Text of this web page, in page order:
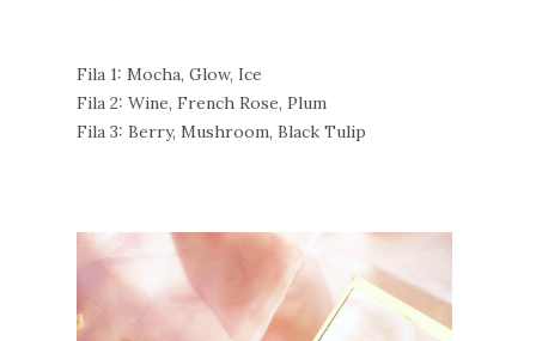
Fila 1: Mocha, Glow, Ice
Fila 2: Wine, French Rose, Plum
Fila 3: Berry, Mushroom, Black Tulip